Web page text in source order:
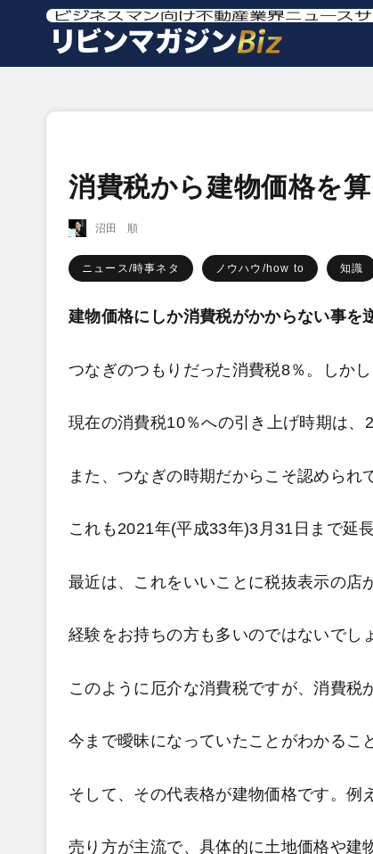
消費税から建物価格を
沼田 順
ニュース/時事ネタ ノウハウ/how to 知識
建物価格にしか消費税がかからない事を
つなぎのつもりだった消費税8％。しか
現在の消費税10％への引き上げ時期は、
また、つなぎの時期だからこそ認められ
これも2021年(平成33年)3月31日まで延
最近は、これをいいことに税抜表示の店
経験をお持ちの方も多いのではないでし
このように厄介な消費税ですが、消費税
今まで曖昧になっていたことがわかるこ
そして、その代表格が建物価格です。例
売り方が主流で、具体的に土地価格や建